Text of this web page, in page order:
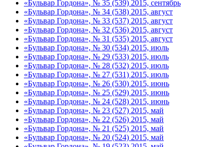
«Бульвар Гордона», № 35 (539) 2015, сентябрь
«Бульвар Гордона», № 34 (538) 2015, август
«Бульвар Гордона», № 33 (537) 2015, август
«Бульвар Гордона», № 32 (536) 2015, август
«Бульвар Гордона», № 31 (535) 2015, август
«Бульвар Гордона», № 30 (534) 2015, июль
«Бульвар Гордона», № 29 (533) 2015, июль
«Бульвар Гордона», № 28 (532) 2015, июль
«Бульвар Гордона», № 27 (531) 2015, июль
«Бульвар Гордона», № 26 (530) 2015, июнь
«Бульвар Гордона», № 25 (529) 2015, июнь
«Бульвар Гордона», № 24 (528) 2015, июнь
«Бульвар Гордона», № 23 (527) 2015, май
«Бульвар Гордона», № 22 (526) 2015, май
«Бульвар Гордона», № 21 (525) 2015, май
«Бульвар Гордона», № 20 (524) 2015, май